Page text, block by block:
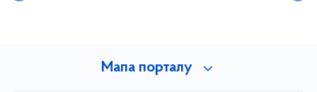
Мапа порталу